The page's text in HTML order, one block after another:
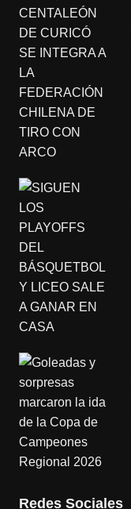
Redes Sociales